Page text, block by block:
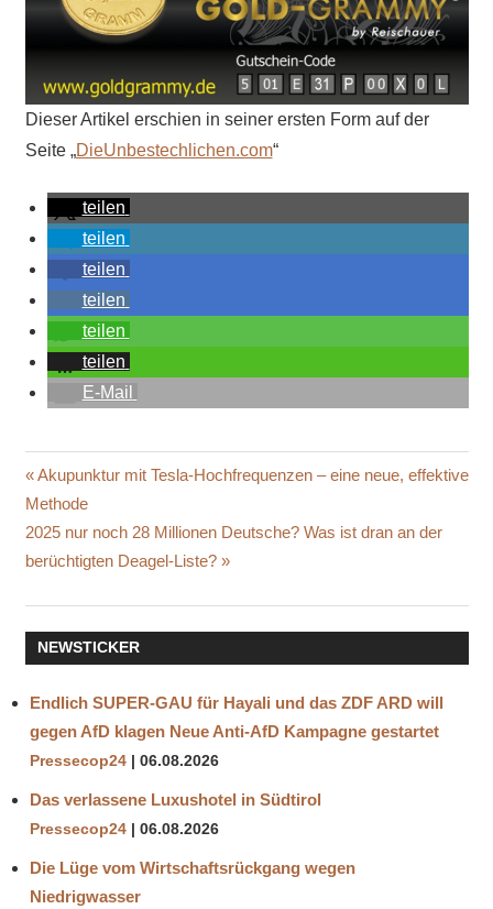
Dieser Artikel erschien in seiner ersten Form auf der
Seite „DieUnbestechlichen.com“
teilen
teilen
teilen
teilen
teilen
teilen
E-Mail
GRANT
UND
QATAR
Beitragsnavigation
Vorheriger
Beitrag:
Akupunktur mit Tesla-Hochfrequenzen – eine neue, effektive
Methode
Nächster
Beitrag:
2025 nur noch 28 Millionen Deutsche? Was ist dran an der
berüchtigten Deagel-Liste?
NEWSTICKER
Endlich SUPER-GAU für Hayali und das ZDF ARD will
gegen AfD klagen Neue Anti-AfD Kampagne gestartet
Pressecop24 06.08.2026
Das verlassene Luxushotel in Südtirol
Pressecop24 06.08.2026
Die Lüge vom Wirtschaftsrückgang wegen
Niedrigwasser